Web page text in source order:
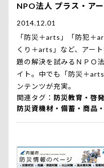
NPO法人 プラス・ア
2014.12.01
「防災＋arts」「防犯＋
くり＋arts」など、アー
題の解決を試みるＮＰＯ
イト。中でも「防災＋
ンテンツが充実。
関連タグ
防災教育・啓発
防災資機材・備蓄・商品